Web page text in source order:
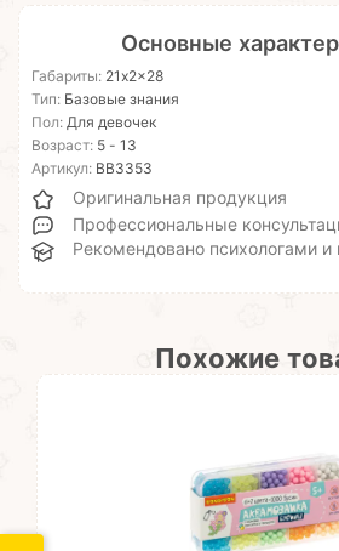
Основные
Габариты: 21x2x28
Тип: Базовые знания
Пол: Для девочек
Возраст: 5 - 13
Артикул: ВВ3353
Оригинальная продукция
Профессиональные
Рекомендовано психологами и
Похожие